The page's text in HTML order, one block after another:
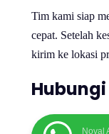
Tim kami siap
cepat. Setelah
kirim ke lokasi
Noval